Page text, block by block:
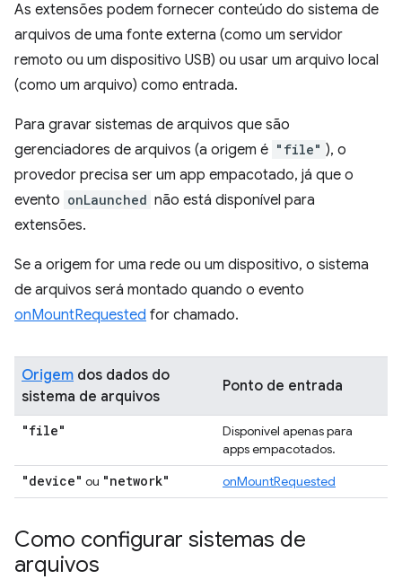
As extensões podem fornecer conteúdo do sistema de
arquivos de uma fonte externa (como um servidor
remoto ou um dispositivo USB) ou usar um arquivo local
(como um arquivo) como entrada.
Para gravar sistemas de arquivos que são
gerenciadores de arquivos (a origem é "file" ), o
provedor precisa ser um app empacotado, já que o
evento onLaunched não está disponível para
extensões.
Se a origem for uma rede ou um dispositivo, o sistema
de arquivos será montado quando o evento
onMountRequested for chamado.
Origem dos dados do
sistema de arquivos
Ponto de entrada
"file"
Disponível apenas para
apps empacotados.
"device" ou "network" onMountRequested
Como configurar sistemas de
arquivos